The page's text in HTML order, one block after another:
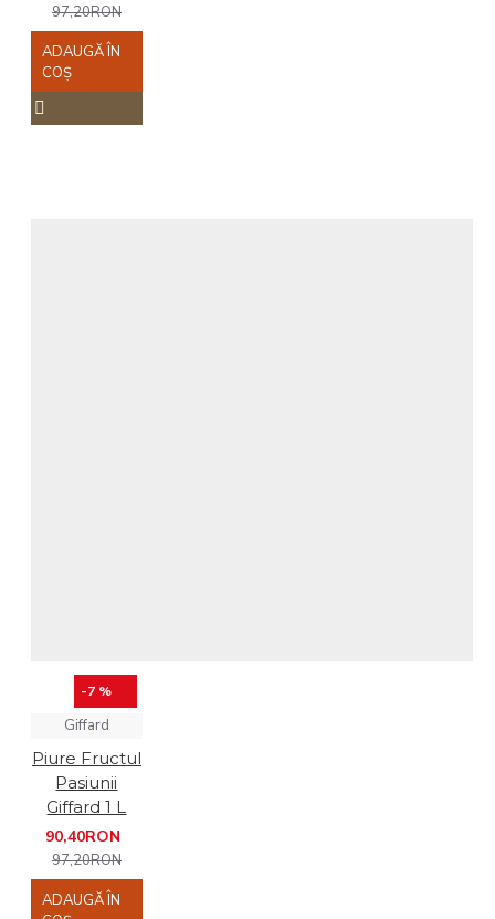
97,20RON
ADAUGĂ ÎN
COŞ
-7 %
Giffard
Piure Fructul
Pasiunii
Giffard 1 L
90,40RON
97,20RON
ADAUGĂ ÎN